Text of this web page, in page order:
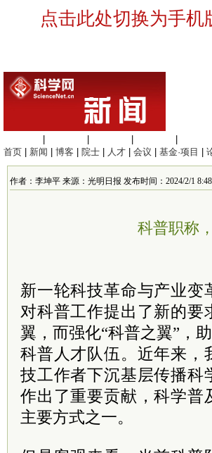
点击此处切换为手机
首页
新闻 博客 院士 人才 会议 基金·项目
作者：李坤平 来源：光明日报 发布时间：2024/2/1
科普职称
新一轮科技革命与产业变
对科普工作提出了新的要
翼，而强化“科普之翼”，
科普人才队伍。近年来，
技工作者下沉基层传播科
作出了重要贡献，科学普
主要方式之一。